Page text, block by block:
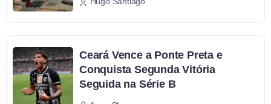
Ceará Vence a Ponte Preta e
Conquista Segunda Vitória
Seguida na Série B